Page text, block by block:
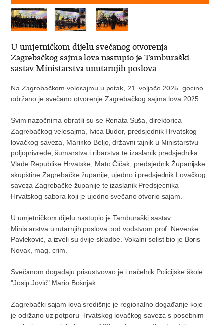
U umjetničkom dijelu svečanog otvorenja
Zagrebačkog sajma lova nastupio je Tamburaški
sastav Ministarstva unutarnjih poslova
Na Zagrebačkom velesajmu u petak, 21. veljače 2025. godine
održano je svečano otvorenje Zagrebačkog sajma lova 2025.
Svim nazočnima obratili su se Renata Suša, direktorica
Zagrebačkog velesajma, Ivica Budor, predsjednik Hrvatskog
lovačkog saveza, Marinko Beljo, državni tajnik u Ministarstvu
poljoprivrede, šumarstva i ribarstva te izaslanik predsjednika
Vlade Republike Hrvatske, Mato Čičak, predsjednik Županijske
skupštine Zagrebačke županije, ujedno i predsjednik Lovačkog
saveza Zagrebačke županije te izaslanik Predsjednika
Hrvatskog sabora koji je ujedno svečano otvorio sajam.
U umjetničkom dijelu nastupio je Tamburaški sastav
Ministarstva unutarnjih poslova pod vodstvom prof. Nevenke
Pavleković, a izveli su dvije skladbe. Vokalni solist bio je Boris
Novak, mag. crim.
Svečanom događaju prisustvovao je i načelnik Policijske škole
"Josip Jović" Mario Bošnjak.
Zagrebački sajam lova središnje je regionalno događanje koje
je održano uz potporu Hrvatskog lovačkog saveza s posebnim